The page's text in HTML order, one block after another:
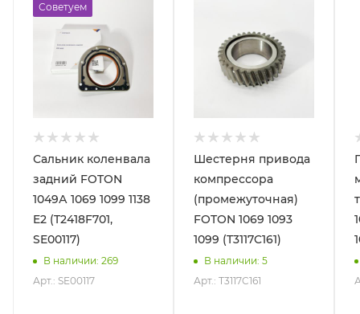
Советуем
Сальник коленвала
задний FOTON
1049А 1069 1099 1138
E2 (T2418F701,
SE00117)
В наличии: 269
Арт.: SE00117
Шестерня привода
компрессора
(промежуточная)
FOTON 1069 1093
1099 (T3117C161)
В наличии: 5
Арт.: T3117C161